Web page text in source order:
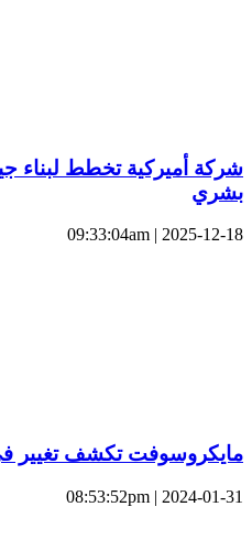
بشري
2025-12-18 | 09:33:04am
مايكروسوفت تكشف تغيير في
2024-01-31 | 08:53:52pm